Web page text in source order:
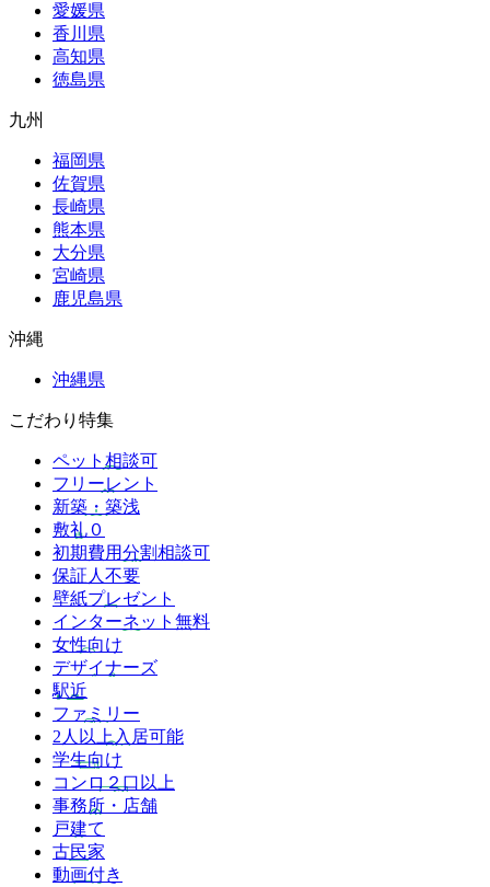
愛媛県
香川県
高知県
徳島県
九州
福岡県
佐賀県
長崎県
熊本県
大分県
宮崎県
鹿児島県
沖縄
沖縄県
こだわり特集
ペット相談可
フリーレント
新築・築浅
敷礼０
初期費用分割相談可
保証人不要
壁紙プレゼント
インターネット無料
女性向け
デザイナーズ
駅近
ファミリー
2人以上入居可能
学生向け
コンロ２口以上
事務所・店舗
戸建て
古民家
動画付き